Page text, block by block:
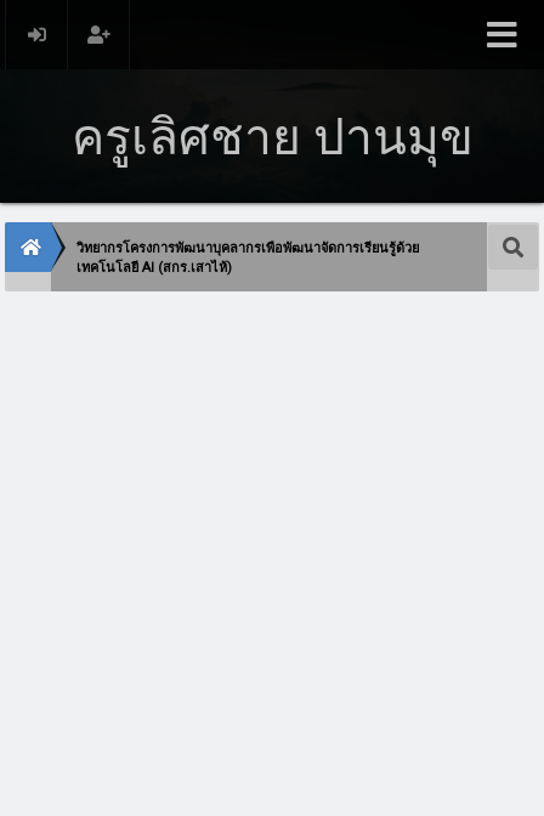
ครูเลิศชาย ปานมุข
วิทยากรโครงการพัฒนาบุคลากรเพือพัฒนาจัดการเรียนรู้ด้วย
เทคโนโลยี AI (สกร.เสาไห้)